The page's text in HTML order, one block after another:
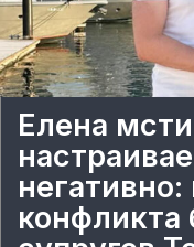
Елена